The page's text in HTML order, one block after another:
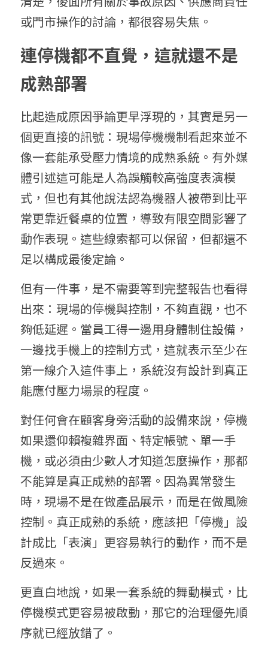
或門市操作的討論，都很容易失焦。
連停機都不直覺，這就還不是
成熟部署
比起造成原因爭論更早浮現的，其實是另一
個更直接的訊號：現場停機機制看起來並不
像一套能承受壓力情境的成熟系統。有外媒
體引述這可能是人為誤觸較高強度表演模
式，但也有其他說法認為機器人被帶到比平
常更靠近餐桌的位置，導致有限空間影響了
動作表現。這些線索都可以保留，但都還不
足以構成最後定論。
但有一件事，是不需要等到完整報告也看得
出來：現場的停機與控制，不夠直觀，也不
夠低延遲。當員工得一邊用身體制住設備，
一邊找手機上的控制方式，這就表示至少在
第一線介入這件事上，系統沒有設計到真正
能應付壓力場景的程度。
對任何會在顧客身旁活動的設備來說，停機
如果還仰賴複雜界面、特定帳號、單一手
機，或必須由少數人才知道怎麼操作，那都
不能算是真正成熟的部署。因為異常發生
時，現場不是在做產品展示，而是在做風險
控制。真正成熟的系統，應該把「停機」設
計成比「表演」更容易執行的動作，而不是
反過來。
更直白地說，如果一套系統的舞動模式，比
停機模式更容易被啟動，那它的治理優先順
序就已經放錯了。